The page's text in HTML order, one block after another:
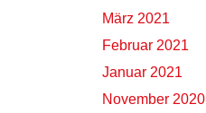
März 2021
Februar 2021
Januar 2021
November 2020